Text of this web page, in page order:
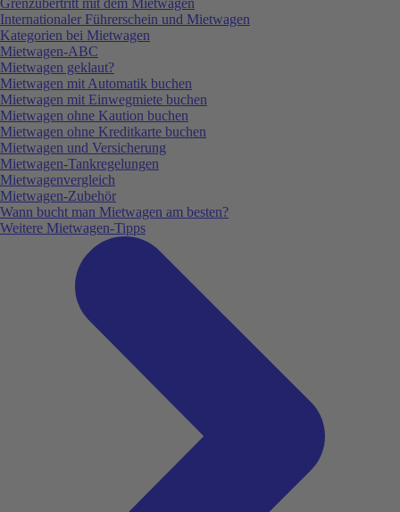
Internationaler Führerschein und Mietwagen
Kategorien bei Mietwagen
Mietwagen-ABC
Mietwagen geklaut?
Mietwagen mit Automatik buchen
Mietwagen mit Einwegmiete buchen
Mietwagen ohne Kaution buchen
Mietwagen ohne Kreditkarte buchen
Mietwagen und Versicherung
Mietwagen-Tankregelungen
Mietwagenvergleich
Mietwagen-Zubehör
Wann bucht man Mietwagen am besten?
Weitere Mietwagen-Tipps